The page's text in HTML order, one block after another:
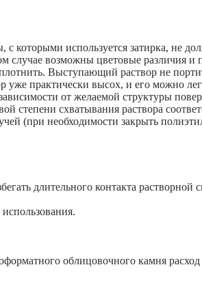
используется затирка, не
случае возможны цветовые различия
Выступающий раствор не
уже практически высох, и его можно
от желаемой структуры
степени схватывания раствора
(при необходимости закрыть
длительного контакта растворной
облицовочного камня расход